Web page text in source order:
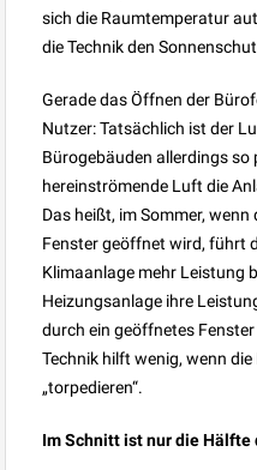
sich die Raumtemperatur
die Technik den
Gerade das Öffnen der
Nutzer: Tatsächlich ist der
Bürogebäuden allerdings so
hereinströmende Luft die
Das heißt, im Sommer,
Fenster geöffnet wird, führt
Klimaanlage mehr Leistung
Heizungsanlage ihre
durch ein geöffnetes
Technik hilft wenig, wenn
„torpedieren“.
Im Schnitt ist nur die